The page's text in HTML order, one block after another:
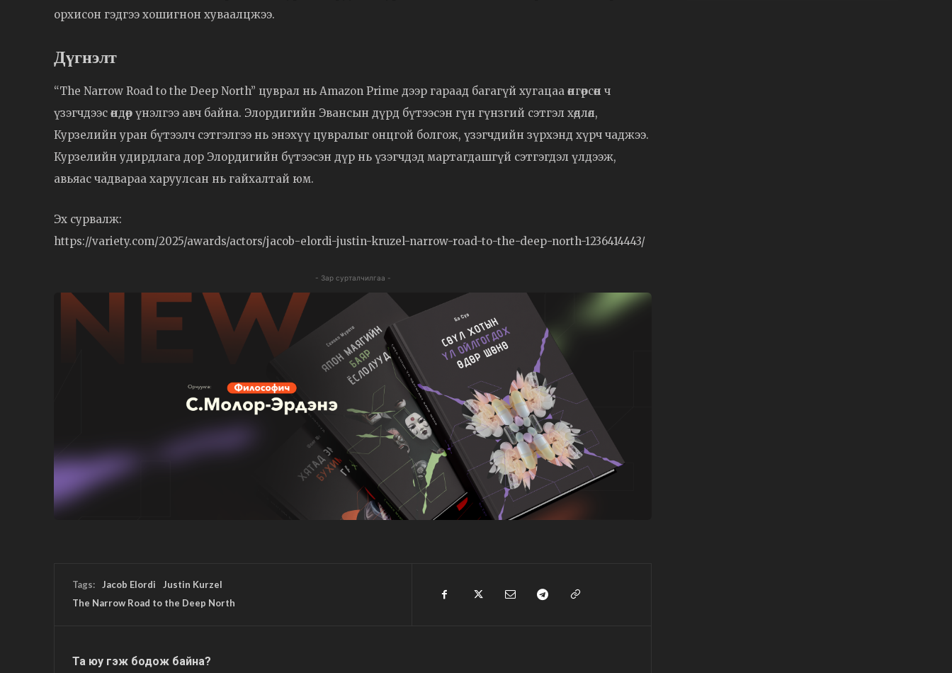
орхисон гэдгээ хошигнон хуваалцжээ.
Дүгнэлт
“The Narrow Road to the Deep North” цуврал нь Amazon Prime дээр гараад багагүй хугацаа өнгөрсөн ч
үзэгчдээс өндөр үнэлгээ авч байна. Элордигийн Эвансын дүрд бүтээсэн гүн гүнзгий сэтгэл хөдлөл,
Курзелийн уран бүтээлч сэтгэлгээ нь энэхүү цувралыг онцгой болгож, үзэгчдийн зүрхэнд хүрч чаджээ.
Курзелийн удирдлага дор Элордигийн бүтээсэн дүр нь үзэгчдэд мартагдашгүй сэтгэгдэл үлдээж,
авьяас чадвараа харуулсан нь гайхалтай юм.
Эх сурвалж:
https://variety.com/2025/awards/actors/jacob-elordi-justin-kruzel-narrow-road-to-the-deep-north-1236414443/
- Зар сурталчилгаа -
Tags: Jacob Elordi
Justin Kurzel
The Narrow Road to the Deep North
Та юу гэж бодож байна?